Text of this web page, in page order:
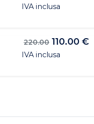
IVA inclusa
220.00 110.00 €
IVA inclusa